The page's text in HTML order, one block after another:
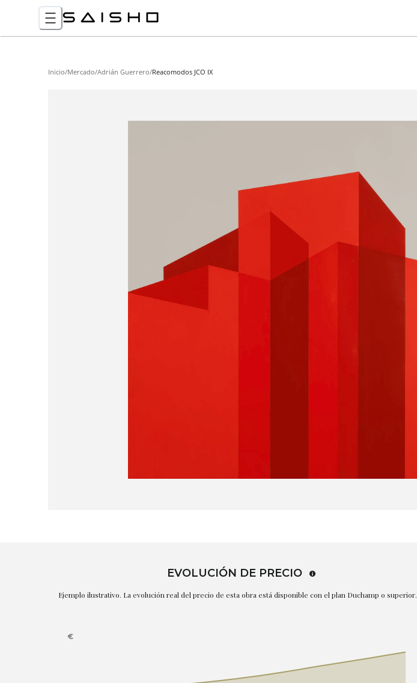
Inicio/Mercado/Adrián Guerrero/Reacomodos JCO IX
EVOLUCIÓN DE PRECIO
Ejemplo ilustrativo. La evolución real del precio de esta obra está disponible con el plan Duchamp o superior.